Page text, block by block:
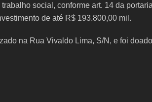
social, conforme art. 14 da portaria
de até R$ 193.800,00 mil.
na Rua Vivaldo Lima, S/N, e foi doado